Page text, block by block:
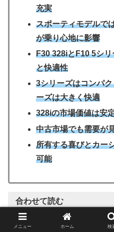
充実
スポーティモデルで
が乗り心地に影響
F30 328iとF10 5シ
と快適性
3シリーズはコンパ
ーズは大きく快適
328iの市場価値は安
中古市場でも需要が
所有する喜びとカー
可能
合わせて読む
メニュー ホーム 検